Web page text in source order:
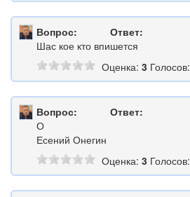
Вопрос:
Ответ:
Шас кое кто впишется
Оценка: 3 Голосов:
Вопрос:
Ответ:
О
Есений Онегин
Оценка: 3 Голосов: